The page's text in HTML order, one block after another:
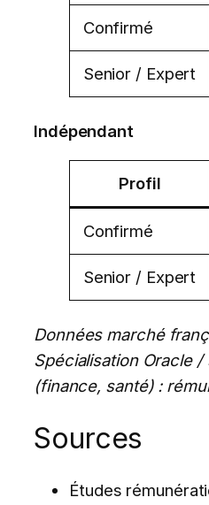
Confirmé
Senior / Expert
Indépendant
Profil
Confirmé
Senior / Expert
Données marché
Spécialisation Oracle
(finance, santé) :
Sources
Études